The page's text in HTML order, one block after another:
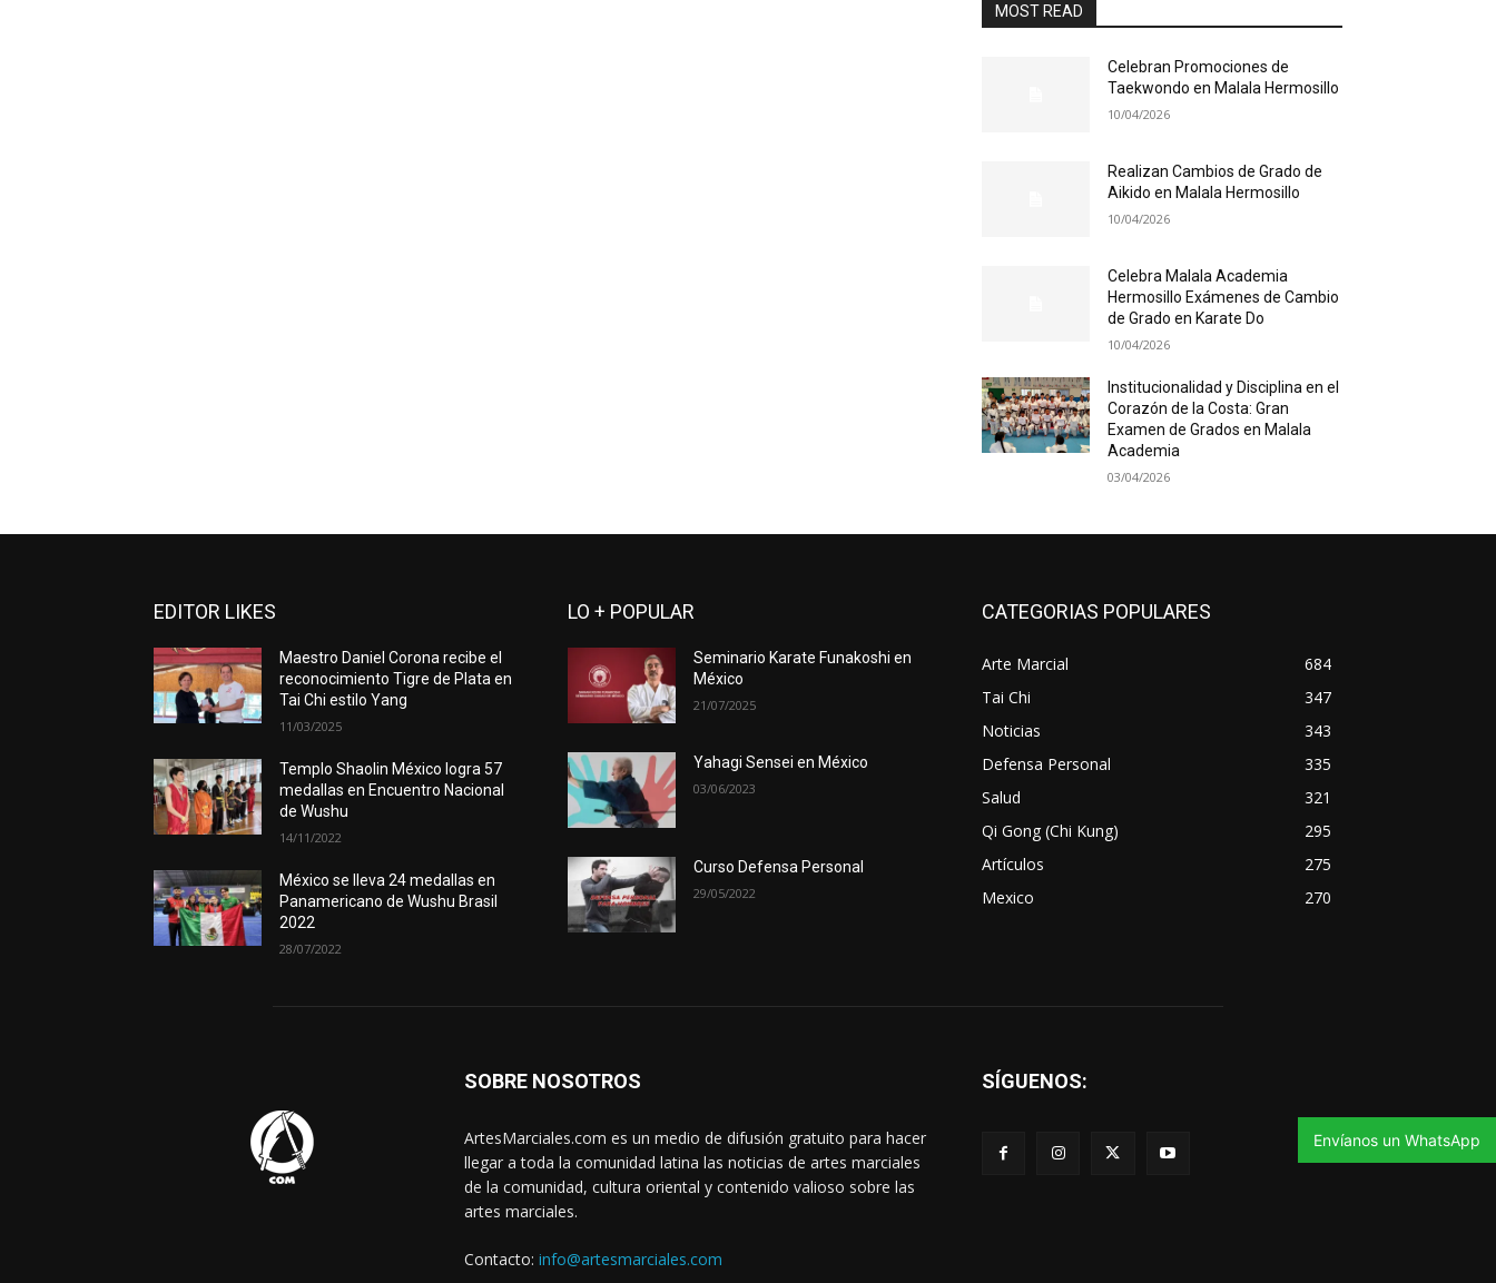
MOST READ
Celebran Promociones de
Taekwondo en Malala Hermosillo
10/04/2026
Realizan Cambios de Grado de
Aikido en Malala Hermosillo
10/04/2026
Celebra Malala Academia
Hermosillo Exámenes de Cambio
de Grado en Karate Do
10/04/2026
Institucionalidad y Disciplina en el
Corazón de la Costa: Gran
Examen de Grados en Malala
Academia
03/04/2026
EDITOR LIKES
Maestro Daniel Corona recibe el
reconocimiento Tigre de Plata en
Tai Chi estilo Yang
11/03/2025
Templo Shaolin México logra 57
medallas en Encuentro Nacional
de Wushu
14/11/2022
México se lleva 24 medallas en
Panamericano de Wushu Brasil
2022
28/07/2022
LO + POPULAR
Seminario Karate Funakoshi en
México
21/07/2025
Yahagi Sensei en México
03/06/2023
Curso Defensa Personal
29/05/2022
CATEGORIAS POPULARES
Arte Marcial
684
Tai Chi
347
Noticias
343
Defensa Personal
335
Salud
321
Qi Gong (Chi Kung)
295
Artículos
275
Mexico
270
SOBRE NOSOTROS
ArtesMarciales.com es un medio de difusión gratuito para hacer
llegar a toda la comunidad latina las noticias de artes marciales
de la comunidad, cultura oriental y contenido valioso sobre las
artes marciales.
Contacto: info@artesmarciales.com
SÍGUENOS:
Envíanos un WhatsApp